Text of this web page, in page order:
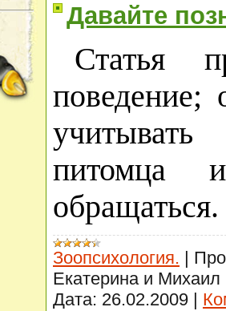
Давайте
Статья
обращаться.
Зоопсихология.
Екатерина и Михаил
Дата: 26.02.2009